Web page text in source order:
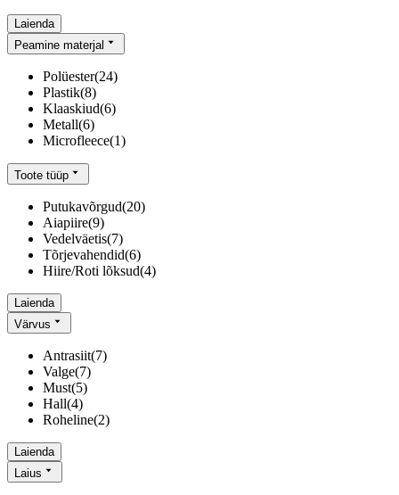
Laienda
Peamine materjal
Polüester(24)
Plastik(8)
Klaaskiud(6)
Metall(6)
Microfleece(1)
Toote tüüp
Putukavõrgud(20)
Aiapiire(9)
Vedelväetis(7)
Tõrjevahendid(6)
Hiire/Roti lõksud(4)
Laienda
Värvus
Antrasiit(7)
Valge(7)
Must(5)
Hall(4)
Roheline(2)
Laienda
Laius